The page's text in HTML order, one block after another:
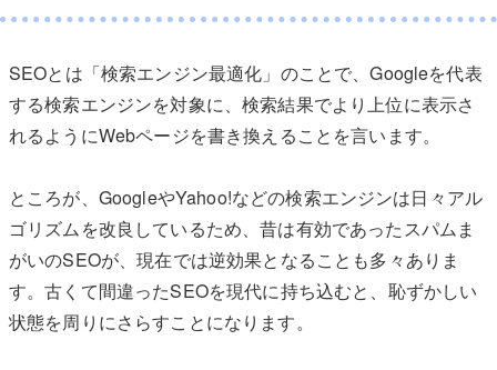
SEOとは「検索エンジン最適化」のことで、Googleを代表
する検索エンジンを対象に、検索結果でより上位に表示さ
れるようにWebページを書き換えることを言います。
ところが、GoogleやYahoo!などの検索エンジンは日々アル
ゴリズムを改良しているため、昔は有効であったスパムま
がいのSEOが、現在では逆効果となることも多々ありま
す。古くて間違ったSEOを現代に持ち込むと、恥ずかしい
状態を周りにさらすことになります。